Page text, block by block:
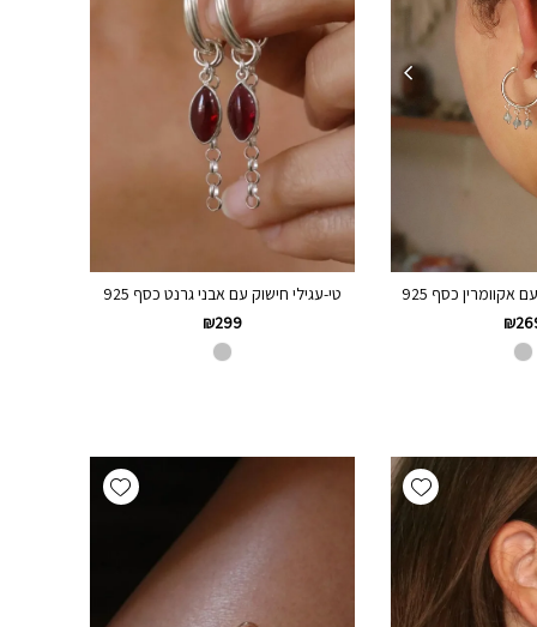
אקוומרין כסף 925
₪
טי-עגילי חישוק עם אבני גרנט כסף 925
₪299
Add wishlist
Add wishlist